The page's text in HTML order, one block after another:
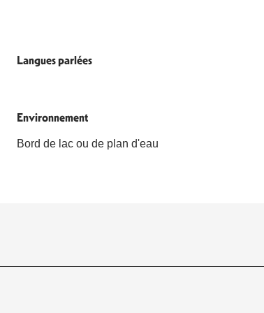
Langues parlées
Langues parlées
Environnement
Environnement
Bord de lac ou de plan d'eau